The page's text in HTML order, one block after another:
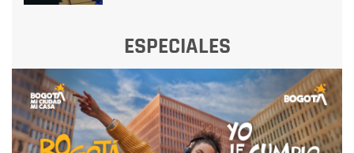
ESPECIALES